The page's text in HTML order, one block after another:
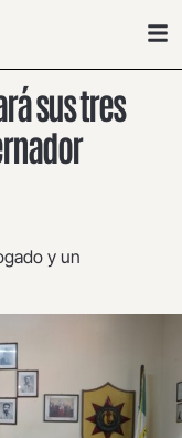
sus tres
y un